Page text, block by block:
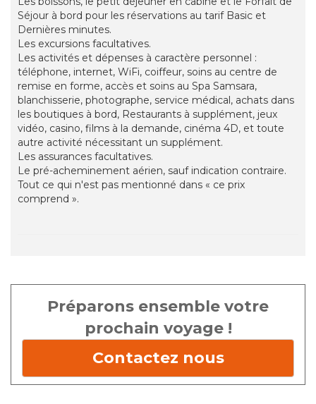
Séjour à bord pour les réservations au tarif Basic et
Dernières minutes.
Les excursions facultatives.
Les activités et dépenses à caractère personnel :
téléphone, internet, WiFi, coiffeur, soins au centre de
remise en forme, accès et soins au Spa Samsara,
blanchisserie, photographe, service médical, achats dans
les boutiques à bord, Restaurants à supplément, jeux
vidéo, casino, films à la demande, cinéma 4D, et toute
autre activité nécessitant un supplément.
Les assurances facultatives.
Le pré-acheminement aérien, sauf indication contraire.
Tout ce qui n'est pas mentionné dans « ce prix
comprend ».
Préparons ensemble votre
prochain voyage !
Contactez nous